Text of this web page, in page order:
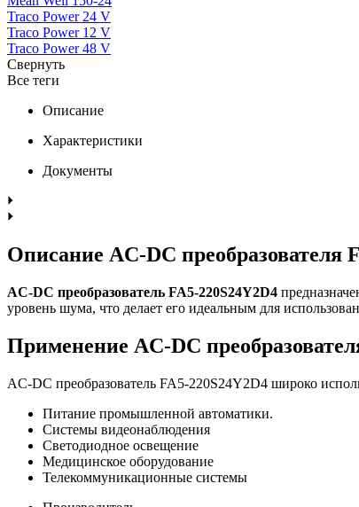
Traco Power 24 V
Traco Power 12 V
Traco Power 48 V
Свернуть
Все теги
Описание
Характеристики
Документы
Описание AC-DC преобразователя
AC-DC преобразователь FA5-220S24Y2D4
уровень шума, что делает его идеальным для
Применение AC-DC
AC-DC преобразователь FA5-220S24Y2D4 широко
Питание промышленной автоматики.
Системы видеонаблюдения
Светодиодное освещение
Медицинское оборудование
Телекоммуникационные системы